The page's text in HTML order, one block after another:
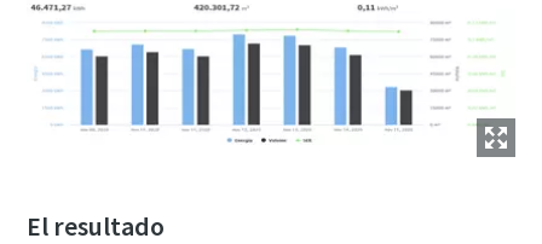
Aire comprimido y nitrógeno para la industria
de alimentación y bebidas
El sabor, la calidad y la seguridad son la constante en la
industria de alimentación y bebidas, pero hay un
ingrediente fundamental que no se tiene en cuenta: el aire
las soluciones de aire comprimido y nitrógeno para la
El resultado